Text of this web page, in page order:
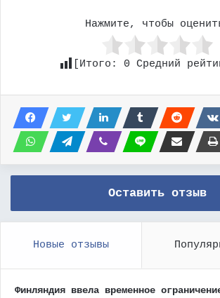
Нажмите, чтобы
[Итого: 0 Средний
Оставить отзыв
Новые отзывы
Финляндия ввела временное